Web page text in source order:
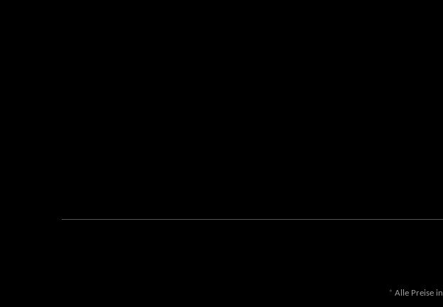
* Alle Preise